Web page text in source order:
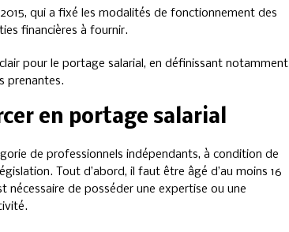
qui a fixé les modalités de fonctionnement des
financières à fournir.
pour le portage salarial, en définissant notamment
prenantes.
en portage salarial
de professionnels indépendants, à condition de
Tout d’abord, il faut être âgé d’au moins 16
nécessaire de posséder une expertise ou une